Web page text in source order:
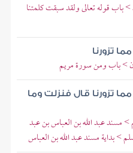
قوله تعالى ولقد سبقت كلمتنا
تزورنا
> باب ومن سورة مريم
تزورنا قال فنزلت وما
مسند عبد الله بن العباس بن عبد
> بداية مسند عبد الله بن العباس